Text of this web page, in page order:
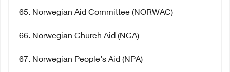
65. Norwegian Aid Committee (NORWAC)
66. Norwegian Church Aid (NCA)
67. Norwegian People’s Aid (NPA)